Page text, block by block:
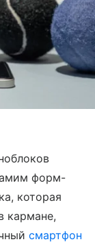
форм-
которая
кармане,
смартфон